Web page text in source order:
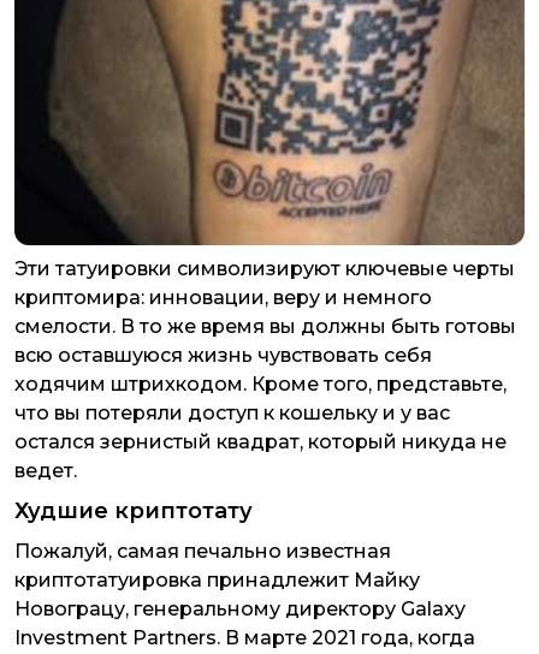
Эти татуировки символизируют ключевые черты
криптомира: инновации, веру и немного
смелости. В то же время вы должны быть готовы
всю оставшуюся жизнь чувствовать себя
ходячим штрихкодом. Кроме того, представьте,
что вы потеряли доступ к кошельку и у вас
остался зернистый квадрат, который никуда не
ведет.
Худшие криптотату
Пожалуй, самая печально известная
криптотатуировка принадлежит Майку
Новограцу, генеральному директору Galaxy
Investment Partners. В марте 2021 года, когда